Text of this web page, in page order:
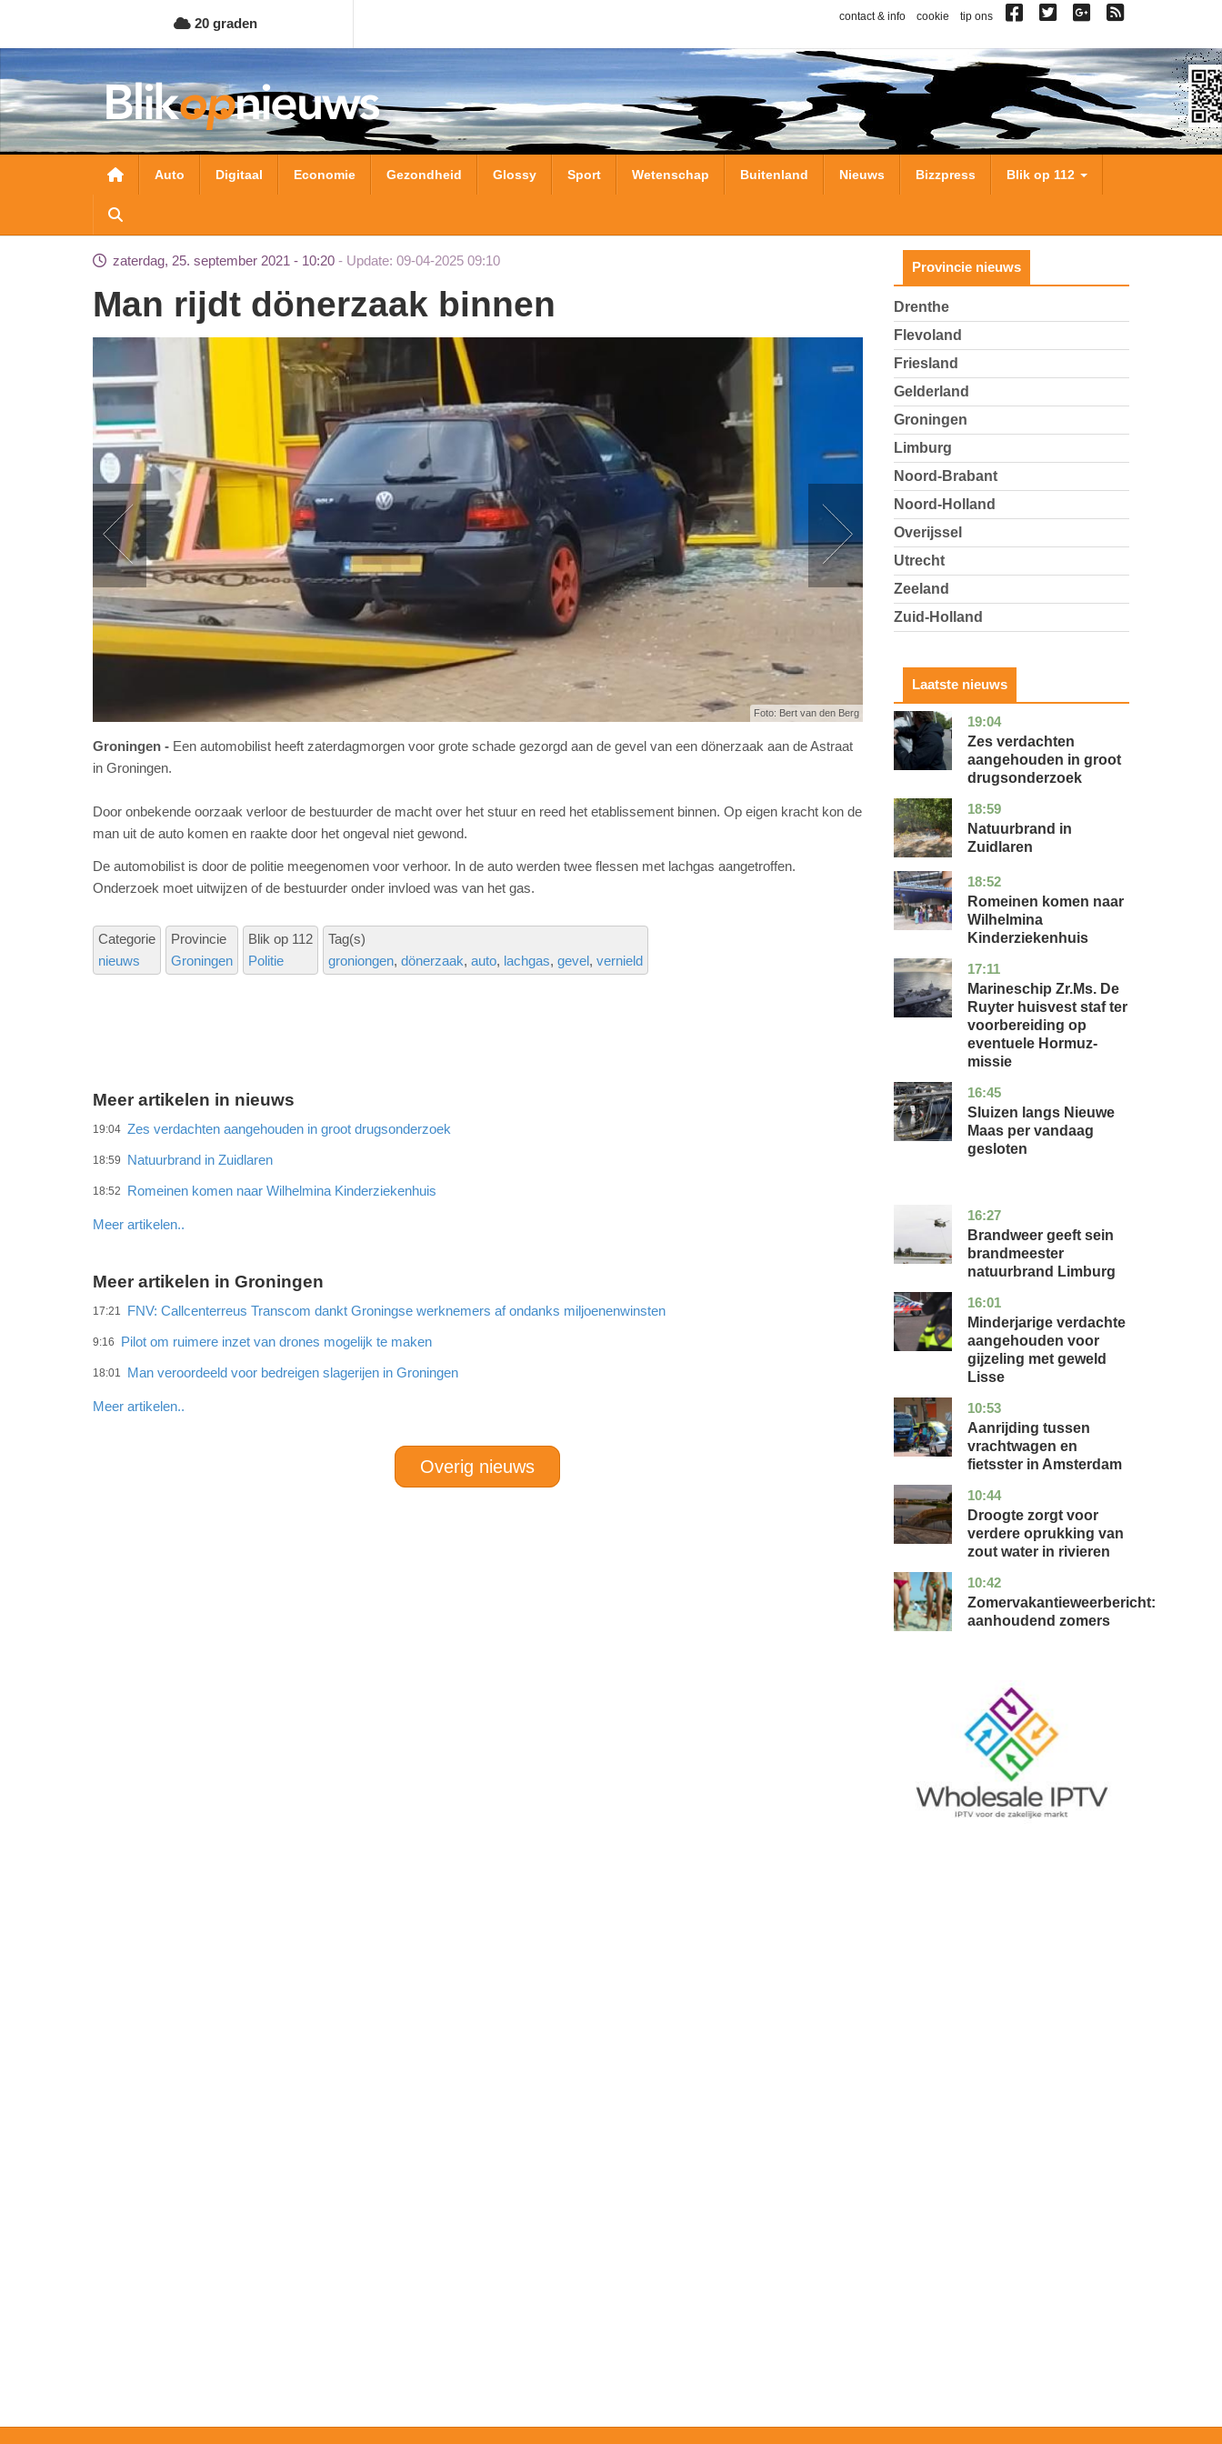
naar
de
inhoud
gaan
20 graden contact & info cookie tip ons
Hoofdnavigatie
Auto Digitaal Economie Gezondheid Glossy Sport Wetenschap Buitenland Nieuws Bizzpress Blik op 112
zaterdag, 25. september 2021 - 10:20 Update: 09-04-2025 09:10
Man rijdt dönerzaak binnen
Foto: Bert van den Berg
Groningen
Een automobilist heeft zaterdagmorgen voor grote schade gezorgd aan de gevel van een dönerzaak aan de Astraat
in Groningen.
Door onbekende oorzaak verloor de bestuurder de macht over het stuur en reed het etablissement binnen. Op eigen kracht kon de
man uit de auto komen en raakte door het ongeval niet gewond.
De automobilist is door de politie meegenomen voor verhoor. In de auto werden twee flessen met lachgas aangetroffen.
Onderzoek moet uitwijzen of de bestuurder onder invloed was van het gas.
Categorie
nieuws
Provincie
Groningen
Blik op 112
Politie
Tag(s)
groniongen dönerzaak auto lachgas gevel vernield
Meer artikelen in nieuws
19:04 Zes verdachten aangehouden in groot drugsonderzoek
18:59 Natuurbrand in Zuidlaren
18:52 Romeinen komen naar Wilhelmina Kinderziekenhuis
Meer artikelen..
Meer artikelen in Groningen
17:21 FNV: Callcenterreus Transcom dankt Groningse werknemers af ondanks miljoenenwinsten
9:16 Pilot om ruimere inzet van drones mogelijk te maken
18:01 Man veroordeeld voor bedreigen slagerijen in Groningen
Meer artikelen..
Overig nieuws
Provincie nieuws
Drenthe
Flevoland
Friesland
Gelderland
Groningen
Limburg
Noord-Brabant
Noord-Holland
Overijssel
Utrecht
Zeeland
Zuid-Holland
Laatste nieuws
19:04
zuid-
holland
nieuws
Zes verdachten
aangehouden in groot
drugsonderzoek
18:59
drenthe
nieuws
Natuurbrand in
Zuidlaren
18:52
utrecht
nieuws
Romeinen komen naar
Wilhelmina
Kinderziekenhuis
17:11
zuid-
holland
nieuws
Marineschip Zr.Ms. De
Ruyter huisvest staf ter
voorbereiding op
eventuele Hormuz-
missie
16:45
zuid-
holland
nieuws
Sluizen langs Nieuwe
Maas per vandaag
gesloten
16:27
limburg
nieuws
Brandweer geeft sein
brandmeester
natuurbrand Limburg
16:01
zuid-
holland
nieuws
Minderjarige verdachte
aangehouden voor
gijzeling met geweld
Lisse
10:53
noord-
holland
nieuws
Aanrijding tussen
vrachtwagen en
fietsster in Amsterdam
10:44
gelderland
nieuws
Droogte zorgt voor
verdere oprukking van
zout water in rivieren
10:42
utrecht
nieuws
Zomervakantieweerbericht:
aanhoudend zomers